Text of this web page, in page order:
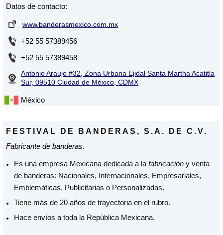
Datos de contacto:
www.banderasmexico.com.mx
+52 55 57389456
+52 55 57389458
Antonio Araujo #32, Zona Urbana Ejidal Santa Martha Acatitla
Sur, 09510 Ciudad de México, CDMX
México
FESTIVAL DE BANDERAS, S.A. DE C.V.
Fabricante de banderas.
Es una empresa Mexicana dedicada a la fabricación y venta
de banderas: Nacionales, Internacionales, Empresariales,
Emblemáticas, Publicitarias o Personalizadas.
Tiene más de 20 años de trayectoria en el rubro.
Hace envíos a toda la República Mexicana.